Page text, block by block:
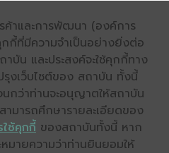
ค้าและการพัฒนา (องค์การ
กี้ที่มีความจำเป็นอย่างยิ่งต่อ
บัน และประสงค์จะใช้คุกกี้ทาง
รุงเว็บไซต์ของ สถาบัน ทั้งนี้
นกว่าท่านจะอนุญาตให้สถาบัน
มารถศึกษารายละเอียดของ
ใช้คุกกี้ ของสถาบันทั้งนี้ หาก
ายความว่าท่านยินยอมให้